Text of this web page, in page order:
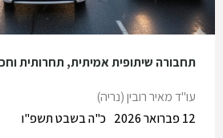
תחבורה שיתופית אמיתית, תחרותית
עו"ד מאיר רובין (נריה)
כ"ה בשבט תשפ"ו
12 פברואר 2026